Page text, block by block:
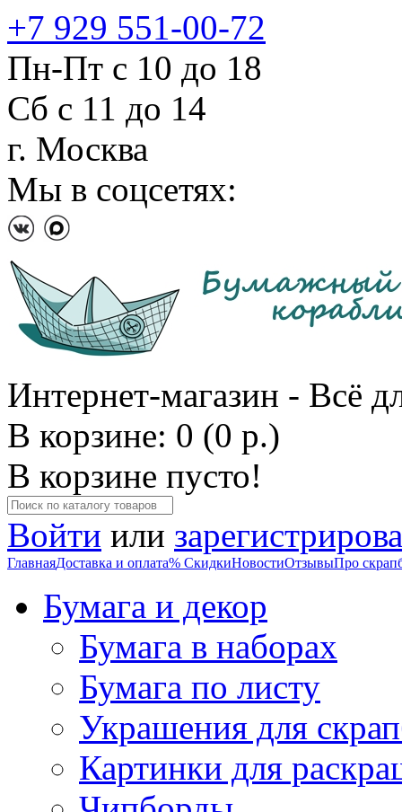
+7 929 551-00-72
Пн-Пт с 10 до 18
Сб с 11 до 14
г. Москва
Мы в соцсетях:
Интернет-магазин - Всё
В корзине: 0 (0 р.)
В корзине пусто!
Войти или
ГлавнаяДоставка и оплата% СкидкиНовостиОтзывыПро
Бумага и декор
Бумага в наборах
Бумага по листу
Украшения для
Картинки для